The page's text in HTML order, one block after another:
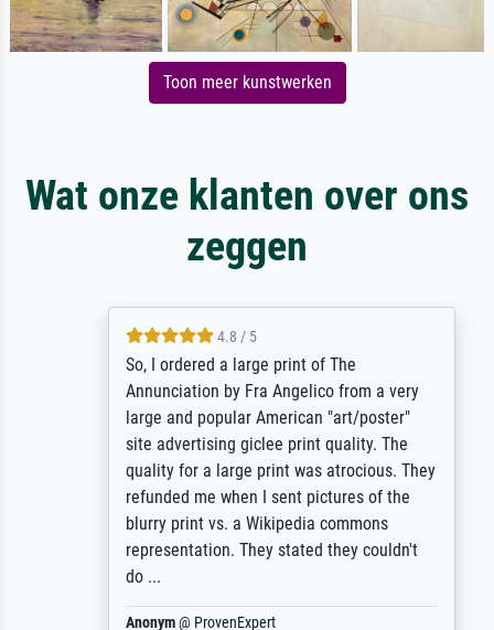
Toon meer kunstwerken
Wat onze klanten over ons
zeggen
4.8 / 5
So, I ordered a large print of The
Annunciation by Fra Angelico from a very
large and popular American "art/poster"
site advertising giclee print quality. The
quality for a large print was atrocious. They
refunded me when I sent pictures of the
blurry print vs. a Wikipedia commons
representation. They stated they couldn't
do ...
Anonym@ProvenExpert